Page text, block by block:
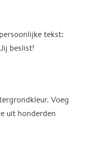
tekst:
beslist!
Voeg
uit honderden